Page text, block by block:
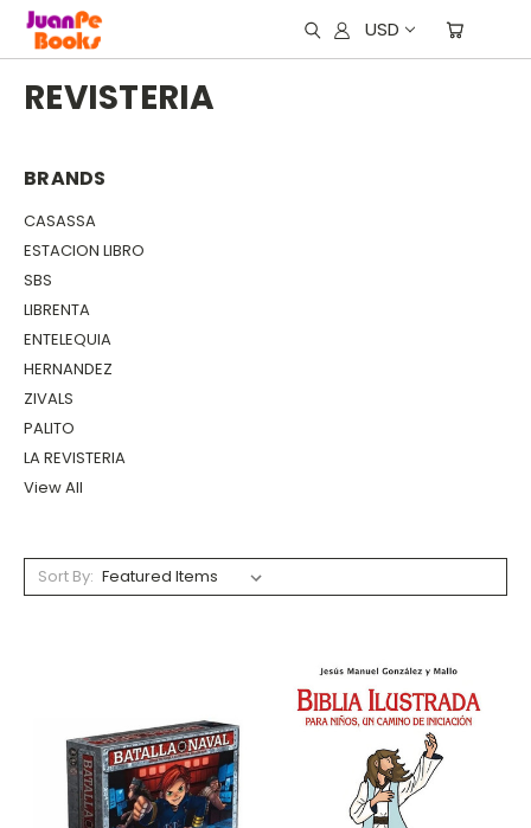
USD
REVISTERIA
BRANDS
CASASSA
ESTACION LIBRO
SBS
LIBRENTA
ENTELEQUIA
HERNANDEZ
ZIVALS
PALITO
LA REVISTERIA
View All
Sort By: